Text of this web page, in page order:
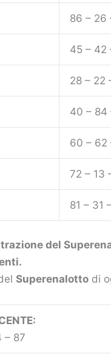
86 – 26
45 – 42
28 – 22
40 – 84
60 – 62
72 – 13
81 – 31
del
Superenalotto di
– 87